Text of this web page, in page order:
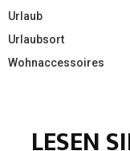
Urlaub
Urlaubsort
Wohnaccessoires
LESEN